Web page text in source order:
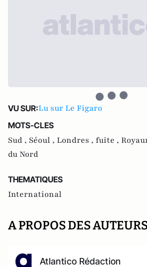
VU SUR:Lu sur Le Figaro
MOTS-CLES
Sud , Séoul , Londres , fuite ,
du Nord
THEMATIQUES
International
A PROPOS DES
Atlantico Rédaction